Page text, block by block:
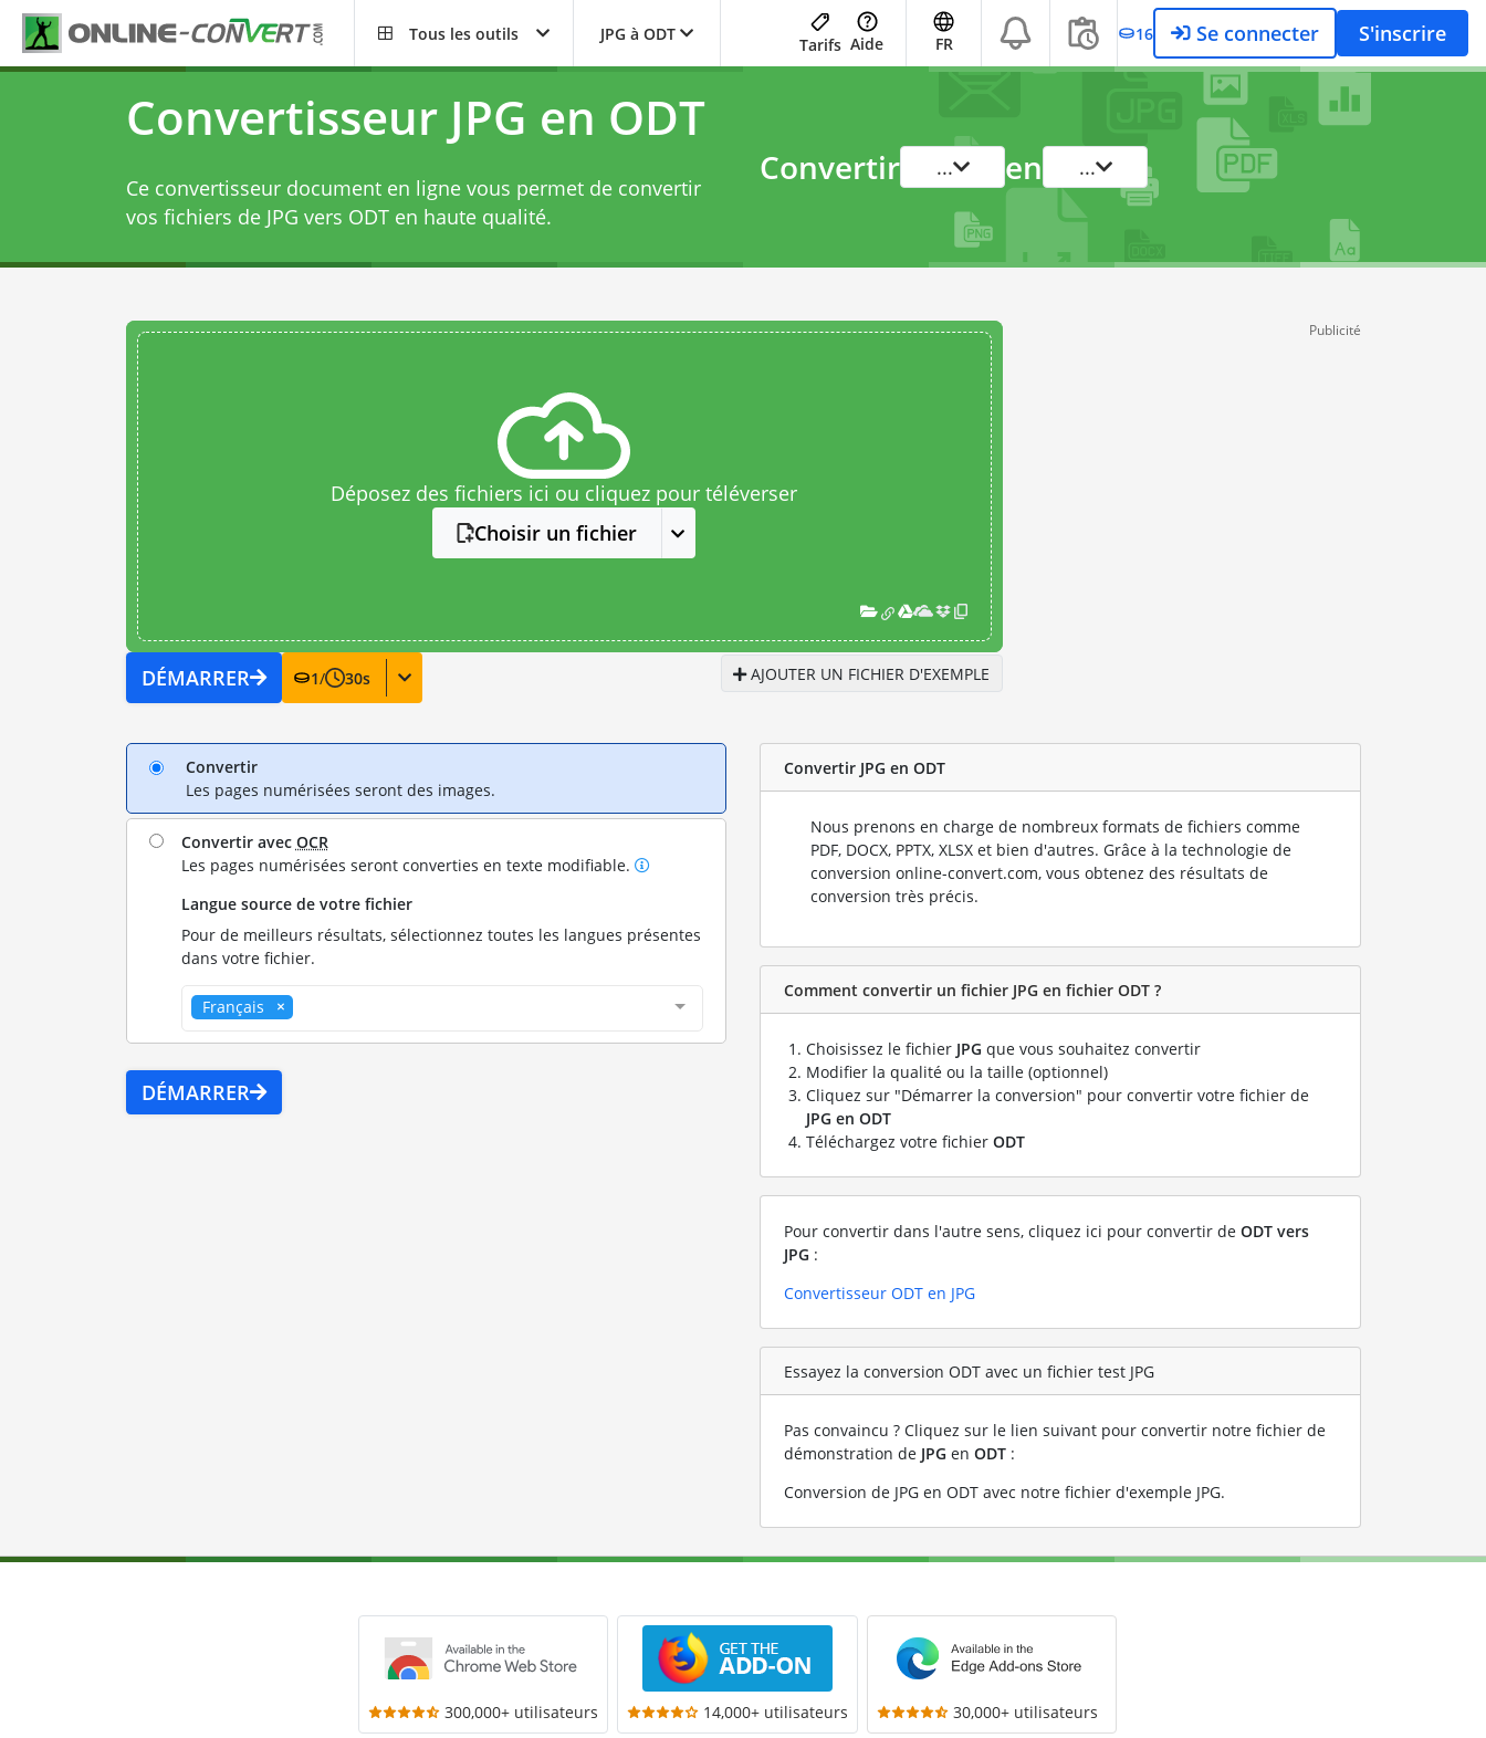
Tous les outils JPG à ODT
Tarifs Aide FR 16 Se connecter S'inscrire
Convertisseur JPG en ODT
Ce convertisseur document en ligne vous permet de convertir
vos fichiers de JPG vers ODT en haute qualité.
Convertir ... en ...
Déposez des fichiers ici ou cliquez pour téléverser
Choisir un fichier
DÉMARRER 1/ 30s AJOUTER UN FICHIER D'EXEMPLE
Publicité
Convertir
Les pages numérisées seront des images.
Convertir avec OCR
Les pages numérisées seront converties en texte modifiable.
Langue source de votre fichier
Pour de meilleurs résultats, sélectionnez toutes les langues présentes
dans votre fichier.
Français
DÉMARRER
Convertir JPG en ODT
Nous prenons en charge de nombreux formats de fichiers comme
PDF, DOCX, PPTX, XLSX et bien d'autres. Grâce à la technologie de
conversion online-convert.com, vous obtenez des résultats de
conversion très précis.
Comment convertir un fichier JPG en fichier ODT ?
Choisissez le fichier JPG que vous souhaitez convertir
Modifier la qualité ou la taille (optionnel)
Cliquez sur "Démarrer la conversion" pour convertir votre fichier de
JPG en ODT
Téléchargez votre fichier ODT
Pour convertir dans l'autre sens, cliquez ici pour convertir de ODT vers
JPG :
Convertisseur ODT en JPG
Essayez la conversion ODT avec un fichier test JPG
Pas convaincu ? Cliquez sur le lien suivant pour convertir notre fichier de
démonstration de JPG en ODT :
Conversion de JPG en ODT avec notre fichier d'exemple JPG.
300,000+ utilisateurs 14,000+ utilisateurs 30,000+ utilisateurs